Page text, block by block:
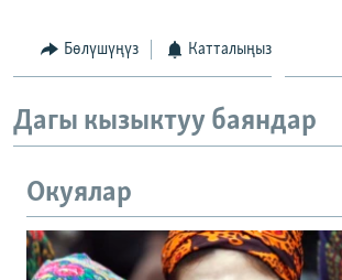
Бөлүшүңүз Катталыңыз
Дагы кызыктуу баяндар
Окуялар